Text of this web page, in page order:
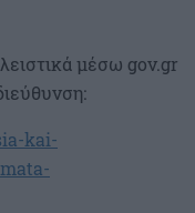
μέσω gov.gr
kai-